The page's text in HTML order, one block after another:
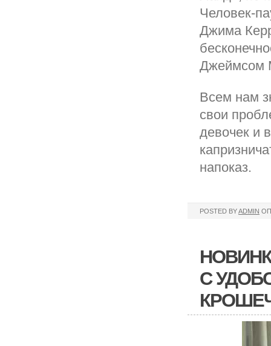
Человек-
Джима
Джеймсом
Всем нам
свои
девочек и
напоказ.
POSTED BYADMIN
С